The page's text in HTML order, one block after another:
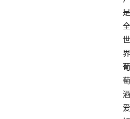
是
全
世
界
葡
萄
酒
爱